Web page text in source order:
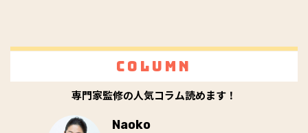
Column
専門家監修の人気コラム読めます！
Naoko